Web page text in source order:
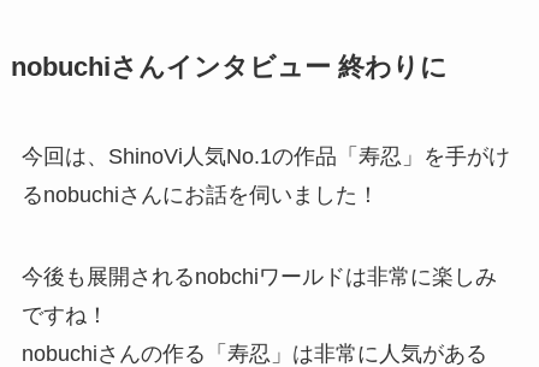
nobuchiさんインタビュー 終わりに
今回は、ShinoVi人気No.1の作品「寿忍」を手がけ
るnobuchiさんにお話を伺いました！
今後も展開されるnobchiワールドは非常に楽しみ
ですね！
nobuchiさんの作る「寿忍」は非常に人気がある